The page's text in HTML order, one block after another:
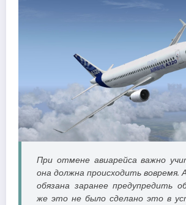
При отмене авиарейса важно
она должна происходить вовремя.
обязана заранее предупредить
же это не было сделано это в